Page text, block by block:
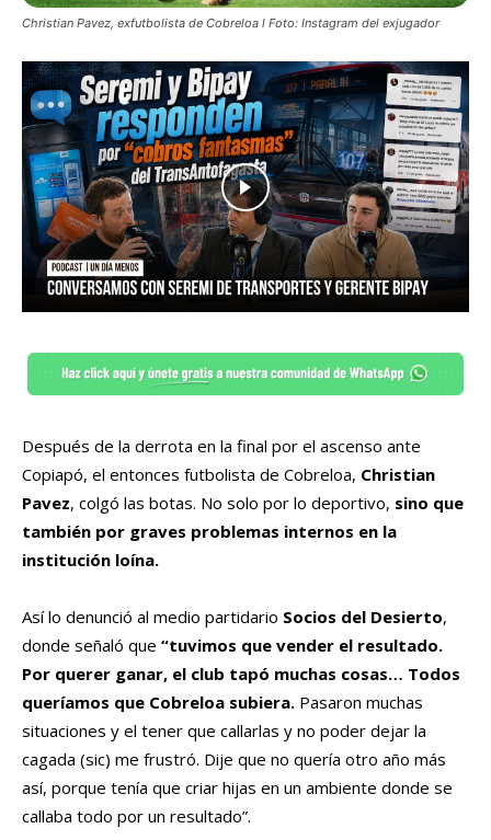
Christian Pavez, exfutbolista de Cobreloa l Foto: Instagram del exjugador
Después de la derrota en la final por el ascenso ante
Copiapó, el entonces futbolista de Cobreloa, Christian
Pavez, colgó las botas. No solo por lo deportivo, sino que
también por graves problemas internos en la
institución loína.
Así lo denunció al medio partidario Socios del Desierto,
donde señaló que “tuvimos que vender el resultado.
Por querer ganar, el club tapó muchas cosas… Todos
queríamos que Cobreloa subiera. Pasaron muchas
situaciones y el tener que callarlas y no poder dejar la
cagada (sic) me frustró. Dije que no quería otro año más
así, porque tenía que criar hijas en un ambiente donde se
callaba todo por un resultado”.